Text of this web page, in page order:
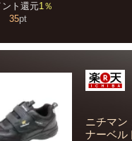
ト還元1％
35pt
ニチマン
ナーベル